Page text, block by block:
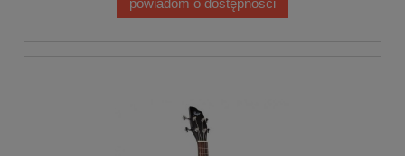
powiadom o dostępności